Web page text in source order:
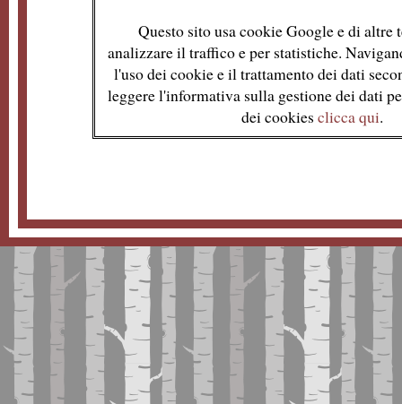
Questo sito usa cookie Google e di altre
analizzare il traffico e per statistiche.
l'uso dei cookie e il trattamento dei dati
leggere l'informativa sulla gestione dei dati
dei cookies clicca qui.